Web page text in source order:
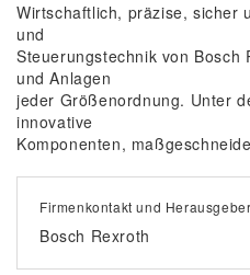
Wirtschaftlich, präzise, sicher
und
Steuerungstechnik von Bosch
und Anlagen
jeder Größenordnung. Unter
innovative
Komponenten,
Firmenkontakt und
Bosch Rexroth